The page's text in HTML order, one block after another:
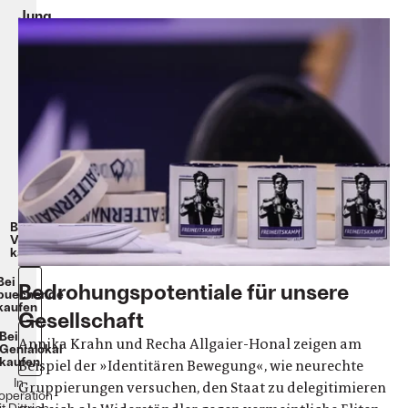
Jung,
rassistisch,
Honal,
Annika
Krahn
Softcover
224
Seiten
€
20,-
Beim
Verlag
kaufen
In
Bedrohungspotentiale für unsere
Gesellschaft
Annika Krahn und Recha Allgaier-Honal zeigen am
Beispiel der »Identitären Bewegung«, wie neurechte
Gruppierungen versuchen, den Staat zu delegitimieren